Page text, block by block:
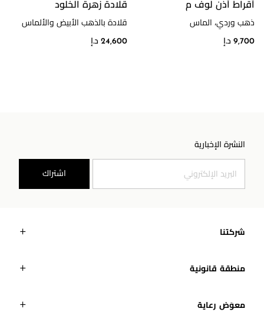
أقراط أذن لوف م
ذهب وردي، الماس
9,700 د.إ
قلادة زهرة الخلود
قلادة بالذهب الأبيض والألماس
24,600 د.إ
النشرة الإخبارية
اشتراك
شركتنا
منطقة قانونية
معوَض رعاية